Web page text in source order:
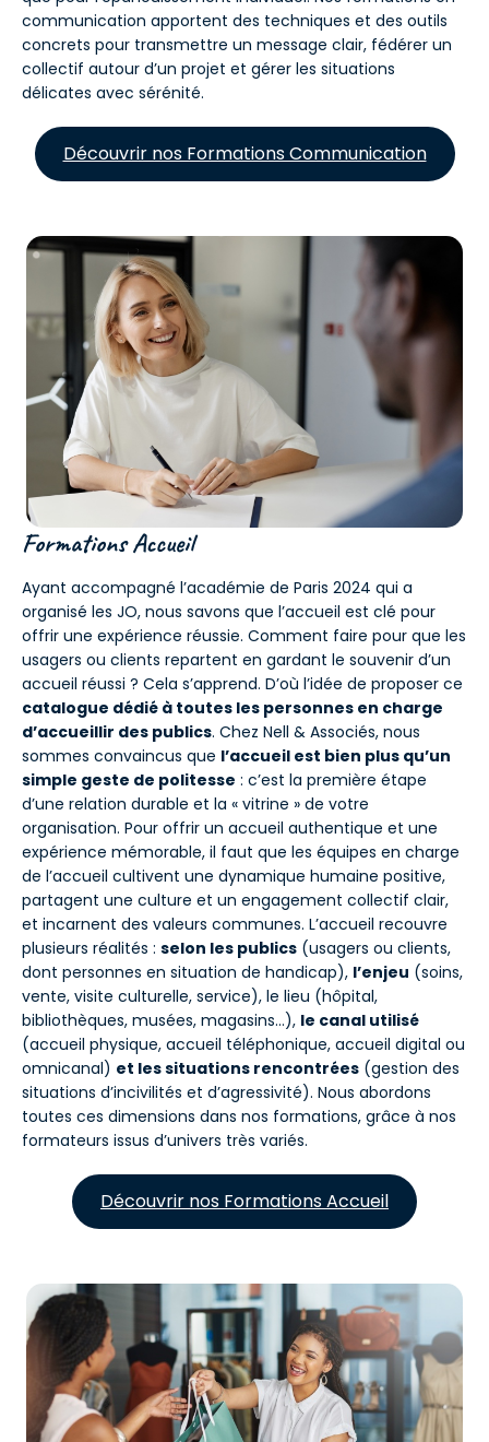
communication apportent des techniques et des outils
concrets pour transmettre un message clair, fédérer un
collectif autour d’un projet et gérer les situations
délicates avec sérénité.
Découvrir nos Formations Communication
Formations Accueil
Ayant accompagné l’académie de Paris 2024 qui a
organisé les JO, nous savons que l’accueil est clé pour
offrir une expérience réussie. Comment faire pour que les
usagers ou clients repartent en gardant le souvenir d’un
accueil réussi ? Cela s’apprend. D’où l’idée de proposer ce
catalogue dédié à toutes les personnes en charge
d’accueillir des publics. Chez Nell & Associés, nous
sommes convaincus que l’accueil est bien plus qu’un
simple geste de politesse : c’est la première étape
d’une relation durable et la « vitrine » de votre
organisation. Pour offrir un accueil authentique et une
expérience mémorable, il faut que les équipes en charge
de l’accueil cultivent une dynamique humaine positive,
partagent une culture et un engagement collectif clair,
et incarnent des valeurs communes. L’accueil recouvre
plusieurs réalités : selon les publics (usagers ou clients,
dont personnes en situation de handicap), l’enjeu (soins,
vente, visite culturelle, service), le lieu (hôpital,
bibliothèques, musées, magasins…), le canal utilisé
(accueil physique, accueil téléphonique, accueil digital ou
omnicanal) et les situations rencontrées (gestion des
situations d’incivilités et d’agressivité). Nous abordons
toutes ces dimensions dans nos formations, grâce à nos
formateurs issus d’univers très variés.
Découvrir nos Formations Accueil